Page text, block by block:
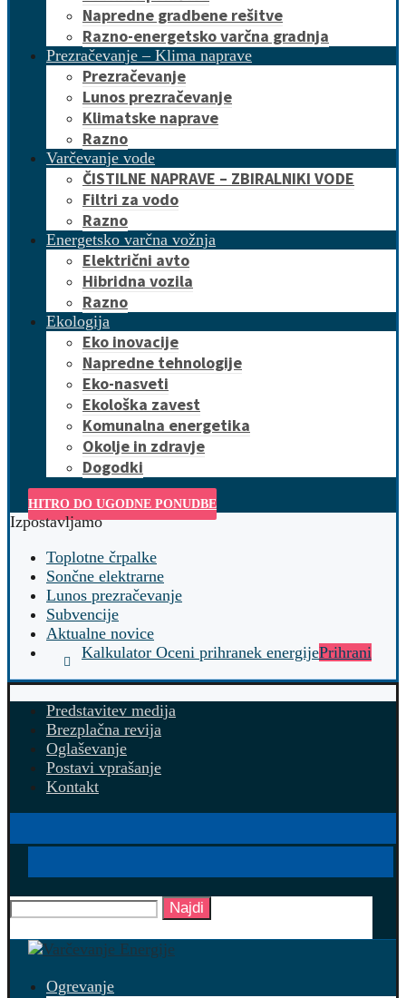
Napredne gradbene rešitve
Razno-energetsko varčna gradnja
Prezračevanje – Klima naprave
Prezračevanje
Lunos prezračevanje
Klimatske naprave
Razno
Varčevanje vode
ČISTILNE NAPRAVE – ZBIRALNIKI VODE
Filtri za vodo
Razno
Energetsko varčna vožnja
Električni avto
Hibridna vozila
Razno
Ekologija
Eko inovacije
Napredne tehnologije
Eko-nasveti
Ekološka zavest
Komunalna energetika
Okolje in zdravje
Dogodki
HITRO DO UGODNE PONUDBE
Izpostavljamo
Toplotne črpalke
Sončne elektrarne
Lunos prezračevanje
Subvencije
Aktualne novice
Kalkulator Oceni prihranek energijePrihrani
Predstavitev medija
Brezplačna revija
Oglaševanje
Postavi vprašanje
Kontakt
Najdi
Ogrevanje